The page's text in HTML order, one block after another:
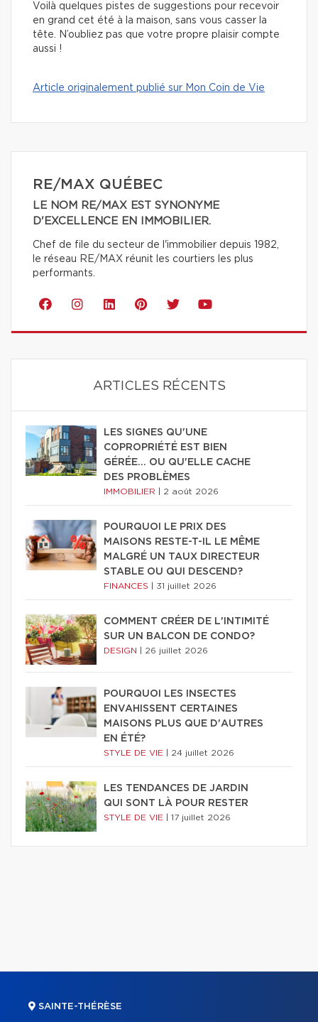
Voilà quelques pistes de suggestions pour recevoir
en grand cet été à la maison, sans vous casser la
tête. N’oubliez pas que votre propre plaisir compte
aussi !
Article originalement publié sur Mon Coin de Vie
RE/MAX QUÉBEC
LE NOM RE/MAX EST SYNONYME
D'EXCELLENCE EN IMMOBILIER.
Chef de file du secteur de l'immobilier depuis 1982,
le réseau RE/MAX réunit les courtiers les plus
performants.
ARTICLES RÉCENTS
LES SIGNES QU'UNE
COPROPRIÉTÉ EST BIEN
GÉRÉE… OU QU'ELLE CACHE
DES PROBLÈMES
IMMOBILIER 2 août 2026
POURQUOI LE PRIX DES
MAISONS RESTE-T-IL LE MÊME
MALGRÉ UN TAUX DIRECTEUR
STABLE OU QUI DESCEND?
FINANCES 31 juillet 2026
COMMENT CRÉER DE L'INTIMITÉ
SUR UN BALCON DE CONDO?
DESIGN 26 juillet 2026
POURQUOI LES INSECTES
ENVAHISSENT CERTAINES
MAISONS PLUS QUE D'AUTRES
EN ÉTÉ?
STYLE DE VIE 24 juillet 2026
LES TENDANCES DE JARDIN
QUI SONT LÀ POUR RESTER
STYLE DE VIE 17 juillet 2026
SAINTE-THÉRÈSE